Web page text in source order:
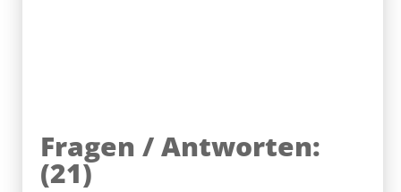
Fragen / Antworten:
(21)